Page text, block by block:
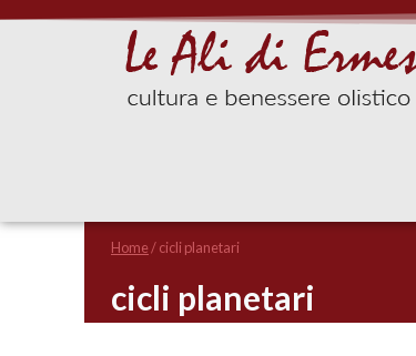
Home/cicli planetari
cicli planetari